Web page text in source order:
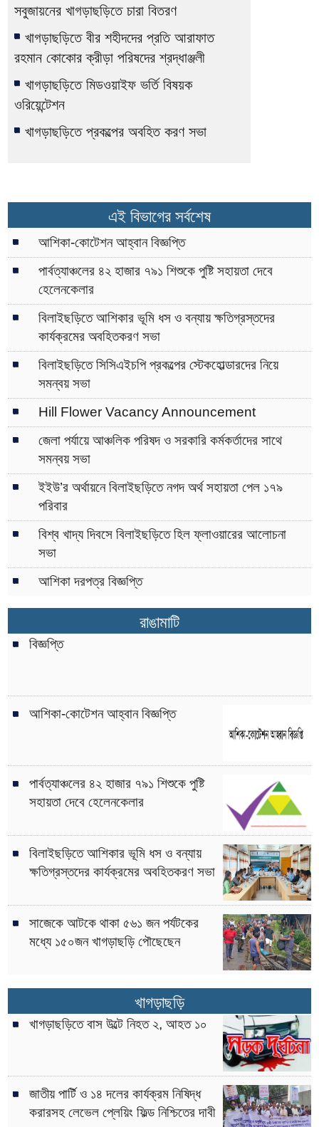
সবুজায়নের খাগড়াছড়িতে চারা বিতরণ
খাগড়াছড়িতে বীর শহীদদের প্রতি আরাফাত
রহমান কোকোর ক্রীড়া পরিষদের শ্রদ্ধাঞ্জলী
খাগড়াছড়িতে মিডওয়াইফ ভর্তি বিষয়ক
ওরিয়েন্টেশন
খাগড়াছড়িতে প্রকল্পের অবহিত করণ সভা
এই বিভাগের সর্বশেষ
আশিকা-কোটেশন আহ্বান বিজ্ঞপ্তি
পার্বত্যাঞ্চলের ৪২ হাজার ৭৯১ শিশুকে পুষ্টি সহায়তা দেবে
হেলেনকেলার
বিলাইছড়িতে আশিকার ভূমি ধস ও বন্যায় ক্ষতিগ্রস্তদের
কার্যক্রমের অবহিতকরণ সভা
বিলাইছড়িতে সিসিএইচপি প্রকল্পের স্টেকহোল্ডারদের নিয়ে
সমন্বয় সভা
Hill Flower Vacancy Announcement
জেলা পর্যায়ে আঞ্চলিক পরিষদ ও সরকারি কর্মকর্তাদের সাথে
সমন্বয় সভা
ইইউ’র অর্থায়নে বিলাইছড়িতে নগদ অর্থ সহায়তা পেল ১৭৯
পরিবার
বিশ্ব খাদ্য দিবসে বিলাইছড়িতে হিল ফ্লাওয়ারের আলোচনা
সভা
আশিকা দরপত্র বিজ্ঞপ্তি
রাঙামাটি
বিজ্ঞপ্তি
আশিকা-কোটেশন আহ্বান বিজ্ঞপ্তি
পার্বত্যাঞ্চলের ৪২ হাজার ৭৯১ শিশুকে পুষ্টি
সহায়তা দেবে হেলেনকেলার
বিলাইছড়িতে আশিকার ভূমি ধস ও বন্যায়
ক্ষতিগ্রস্তদের কার্যক্রমের অবহিতকরণ সভা
সাজেকে আটকে থাকা ৫৬১ জন পর্যটকের
মধ্যে ১৫০জন খাগড়াছড়ি পৌছেছেন
খাগড়াছড়ি
খাগড়াছড়িতে বাস উল্টে নিহত ২, আহত ১০
জাতীয় পার্টি ও ১৪ দলের কার্যক্রম নিষিদ্ধ
করারসহ লেভেল প্লেয়িং ফিল্ড নিশ্চিতের দাবী